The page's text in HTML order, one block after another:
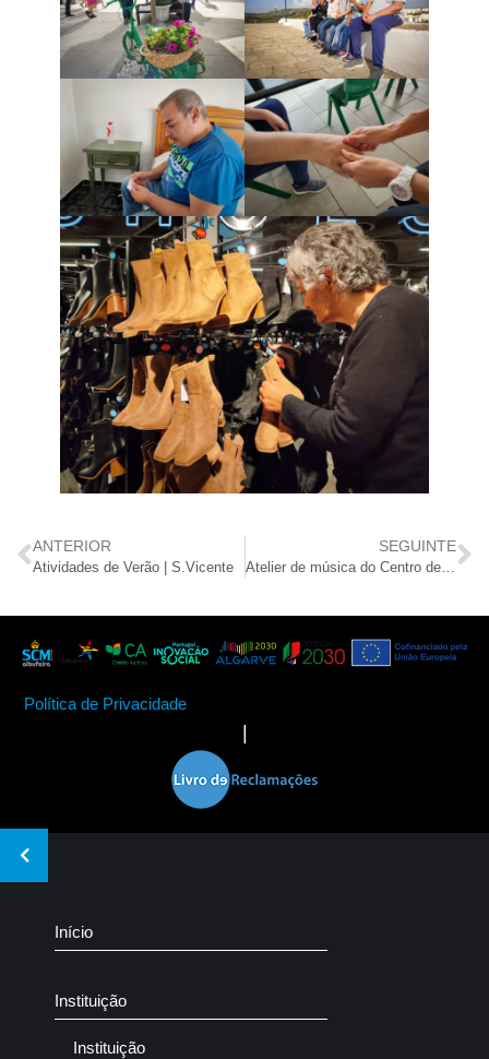
ANTERIOR
Atividades de Verão | S.Vicente
SEGUINTE
Atelier de música do Centro de Dia
Política de Privacidade
|
Início
Instituição
Instituição